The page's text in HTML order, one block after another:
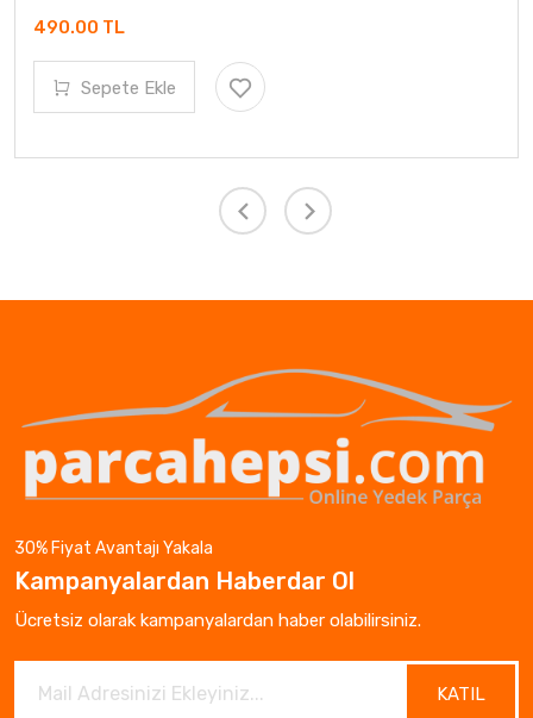
490.00 TL
Sepete Ekle
30% Fiyat Avantajı Yakala
Kampanyalardan Haberdar Ol
Ücretsiz olarak kampanyalardan haber olabilirsiniz.
KATIL